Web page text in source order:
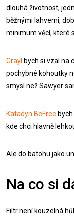
dlouhá životnost,
běžnými lahvemi,
minimum věcí, které
Grayl bych si vzal na
pochybné kohoutky
smysl než Sawyer
Katadyn BeFree
kde chci hlavně
Ale do batohu jako
Na co si
Filtr není kouzelná